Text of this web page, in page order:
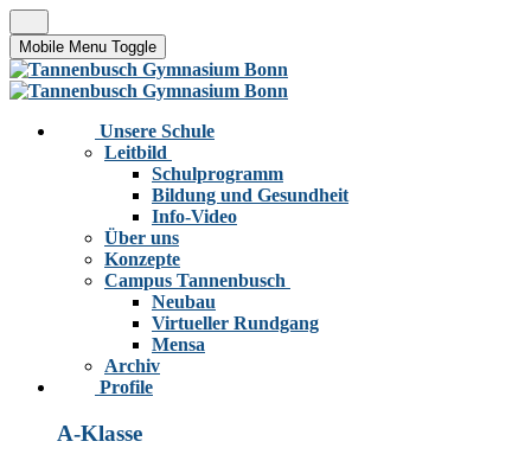
Mobile Menu Toggle
Unsere Schule
Leitbild
Schulprogramm
Bildung und Gesundheit
Info-Video
Über uns
Konzepte
Campus Tannenbusch
Neubau
Virtueller Rundgang
Mensa
Archiv
Profile
A-Klasse